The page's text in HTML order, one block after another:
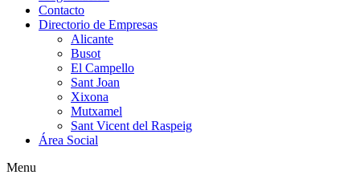
Contacto
Directorio de Empresas
Alicante
Busot
El Campello
Sant Joan
Xixona
Mutxamel
Sant Vicent del Raspeig
Área Social
Menu